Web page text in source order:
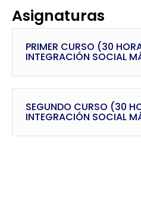
Asignaturas
PRIMER CURSO (30
INTEGRACIÓN SOCIAL
SEGUNDO CURSO (30
INTEGRACIÓN SOCIAL